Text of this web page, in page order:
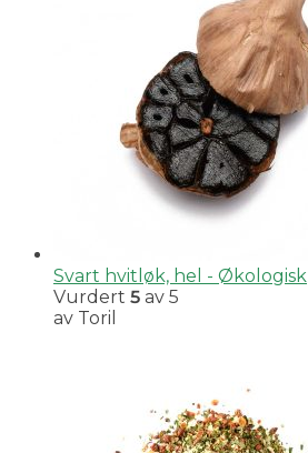
Svart hvitløk, hel - Økologisk
Vurdert 5 av 5
av Toril